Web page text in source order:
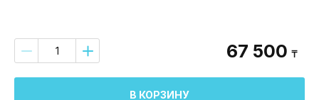
67 500 ₸
В КОРЗИНУ